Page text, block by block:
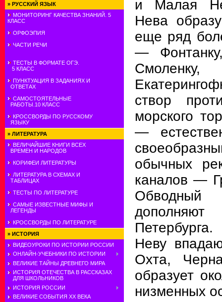
» РУССКИЙ ЯЗЫК
МОНИТОРИНГ КАЧЕСТВА ЗНАНИЙ. 5
КЛАСС
ОРФОЭПИЯ
ЧАСТИ РЕЧИ
ТЕСТЫ В ФОРМАТЕ ОГЭ.
5 КЛАСС
ПУНКТУАЦИЯ В ЗАДАНИЯХ И
ОТВЕТАХ
САМОСТОЯТЕЛЬНЫЕ
РАБОТЫ.10 КЛАСС
КРОССВОРДЫ ПО РУССКОМУ
ЯЗЫКУ
» ЛИТЕРАТУРА
ВЕЛИЧАЙШИЕ КНИГИ ВСЕХ
ВРЕМЕН И НАРОДОВ
КОРИФЕИ ЛИТЕРАТУРЫ
ЛИТЕРАТУРА В СХЕМАХ И
ТАБЛИЦАХ
ТЕСТЫ ПО ЛИТЕРАТУРЕ
САМЫЕ ИЗВЕСТНЫЕ МИФЫ И
ЛЕГЕНДЫ
КРОССВОРДЫ ПО ЛИТЕРАТУРЕ
» ИСТОРИЯ
ВИДЕОУРОКИ ПО ИСТОРИИ РОССИИ
ОНЛАЙН-УЧЕБНИКИ ПО ИСТОРИИ
ВЕЛИКИЕ ТАЙНЫ ДРЕВНЕГО МИРА
ИСТОРИЯ ОТЕЧЕСТВА В РАССКАЗАХ
ДЛЯ ШКОЛЬНИКОВ
ИСТОРИЯ РОССИИ
ВЕЛИКИЕ СОБЫТИЯ ХХ ВЕКА
и Малая
Нева
еще ряд
—
створ
морского
—
обычных
каналов —
Неву
Охта,
образует
низменных